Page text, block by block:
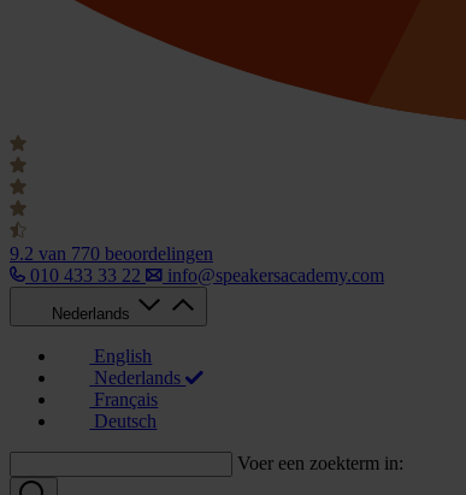
9.2 van 770 beoordelingen
010 433 33 22
info@speakersacademy.com
Nederlands
English
Nederlands
Français
Deutsch
Voer een zoekterm in: